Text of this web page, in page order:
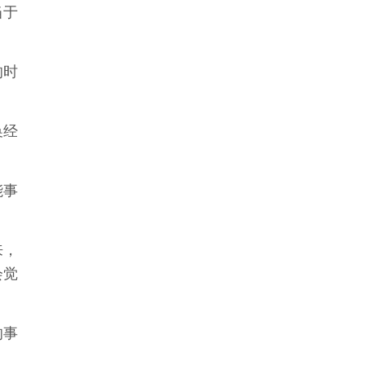
于
时
经
事
觉
事